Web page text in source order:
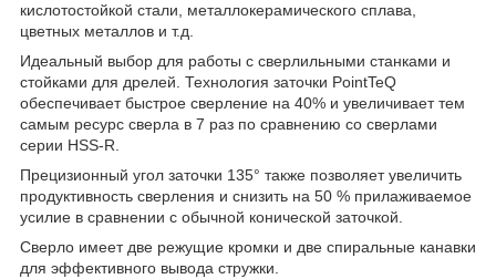
кислотостойкой стали, металлокерамического сплава,
цветных металлов и т.д.
Идеальный выбор для работы с сверлильными станками и
стойками для дрелей. Технология заточки PointTeQ
обеспечивает быстрое сверление на 40% и увеличивает тем
самым ресурс сверла в 7 раз по сравнению со сверлами
серии HSS-R.
Прецизионный угол заточки 135° также позволяет увеличить
продуктивность сверления и снизить на 50 % прилаживаемое
усилие в сравнении с обычной конической заточкой.
Сверло имеет две режущие кромки и две спиральные канавки
для эффективного вывода стружки.